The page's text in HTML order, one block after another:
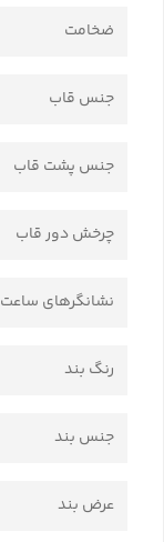
ضخامت
جنس قاب
جنس پشت قاب
چرخش دور قاب
نشانگرهای ساعت
رنگ بند
جنس بند
عرض بند